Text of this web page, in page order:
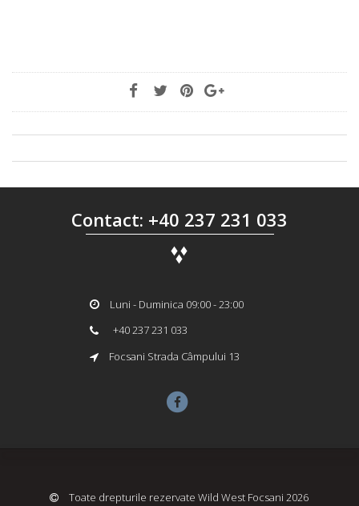
Contact: +40 237 231 033
Luni - Duminica 09:00 - 23:00
+40 237 231 033
Focsani Strada Câmpului 13
Toate drepturile rezervate Wild West Focsani 2026